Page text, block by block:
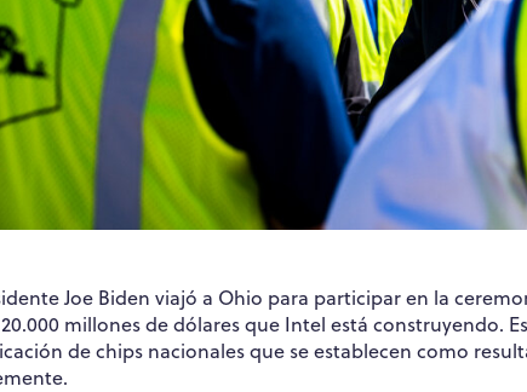
Joe Biden viajó a Ohio para participar en la
millones de dólares que Intel está construyendo.
de chips nacionales que se establecen como